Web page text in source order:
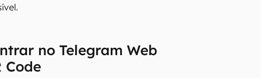
no Telegram Web
Code